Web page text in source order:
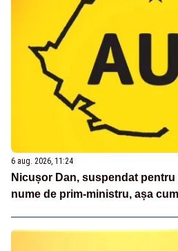
6 aug. 2026, 11:24
Nicușor Dan, suspendat
nume de prim-ministru, așa